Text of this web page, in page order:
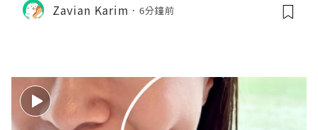
Zavian Karim 6分鐘前